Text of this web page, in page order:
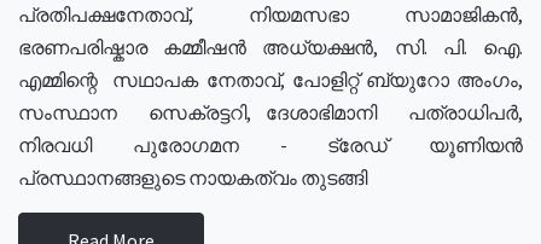
പ്രതിപക്ഷനേതാവ്, നിയമസഭാ സാമാജികൻ,
ഭരണപരിഷ്കാര കമ്മീഷൻ അധ്യക്ഷൻ, സി. പി. ഐ.
എമ്മിന്റെ സഥാപക നേതാവ്, പോളിറ്റ് ബ്യുറോ അംഗം,
സംസ്ഥാന സെക്രട്ടറി, ദേശാഭിമാനി പത്രാധിപർ,
നിരവധി പുരോഗമന - ട്രേഡ് യൂണിയൻ
പ്രസ്ഥാനങ്ങളുടെ നായകത്വം തുടങ്ങി